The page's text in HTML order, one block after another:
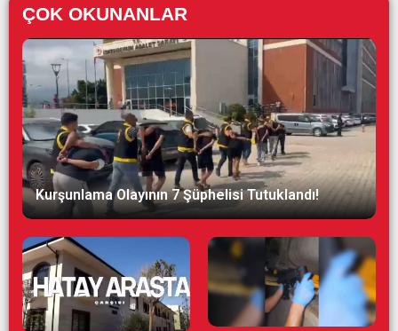
ÇOK OKUNANLAR
Kurşunlama Olayının 7 Şüphelisi Tutuklandı!